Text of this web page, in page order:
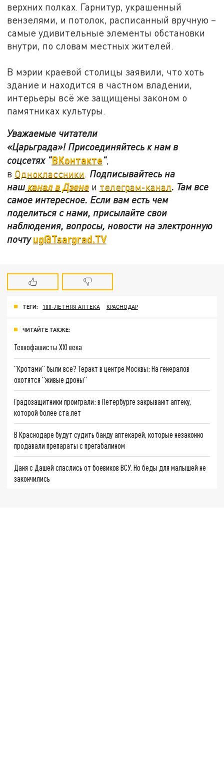
верхних полках. Гарнитур, украшенный
вензелями, и потолок, расписанный вручную –
самые удивительные элементы обстановки
внутри, по словам местных жителей.
В мэрии краевой столицы заявили, что хоть
здание и находится в частном владении,
интерьеры всё же защищены законом о
памятниках культуры.
Уважаемые читатели
«Царьграда»! Присоединяйтесь к нам в
соцсетях "ВКонтакте",
в Одноклассники. Подписывайтесь на
нашканал в Дзене и телеграм-канал. Там все
самое интересное. Если вам есть чем
поделиться с нами, присылайте свои
наблюдения, вопросы, новости на электронную
почтуug@Tsargrad.TV
ТЕГИ: 100-ЛЕТНЯЯ АПТЕКА КРАСНОДАР
ЧИТАЙТЕ ТАКЖЕ:
Технофашисты XXI века
"Кротами" были все? Теракт в центре Москвы: На генералов
охотятся "живые дроны"
Градозащитники проиграли: в Петербурге закрывают аптеку,
которой более ста лет
В Краснодаре будут судить банду аптекарей, которые незаконно
продавали препараты с прегабалином
Даня с Дашей спаслись от боевиков ВСУ. Но беды для малышей не
закончились